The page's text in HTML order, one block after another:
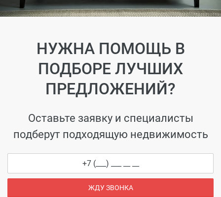
НУЖНА ПОМОЩЬ В
ПОДБОРЕ ЛУЧШИХ
ПРЕДЛОЖЕНИЙ?
Оставьте заявку и специалисты
подберут подходящую недвижимость
ЖДУ ЗВОНКА